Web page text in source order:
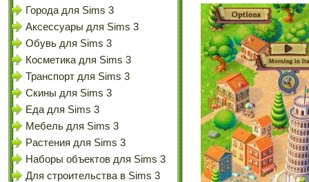
Города для Sims 3
Аксессуары для Sims 3
Обувь для Sims 3
Косметика для Sims 3
Транспорт для Sims 3
Скины для Sims 3
Еда для Sims 3
Мебель для Sims 3
Растения для Sims 3
Наборы объектов для Sims 3
Для строительства в Sims 3